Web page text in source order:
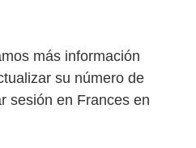
más información
su número de
sesión en Frances en